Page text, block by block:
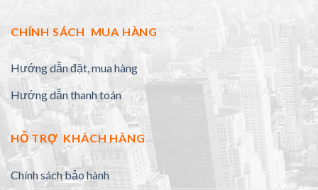
CHÍNH SÁCH MUA HÀNG
Hướng dẫn đặt, mua hàng
Hướng dẫn thanh toán
HỖ TRỢ KHÁCH HÀNG
Chính sách bảo hành